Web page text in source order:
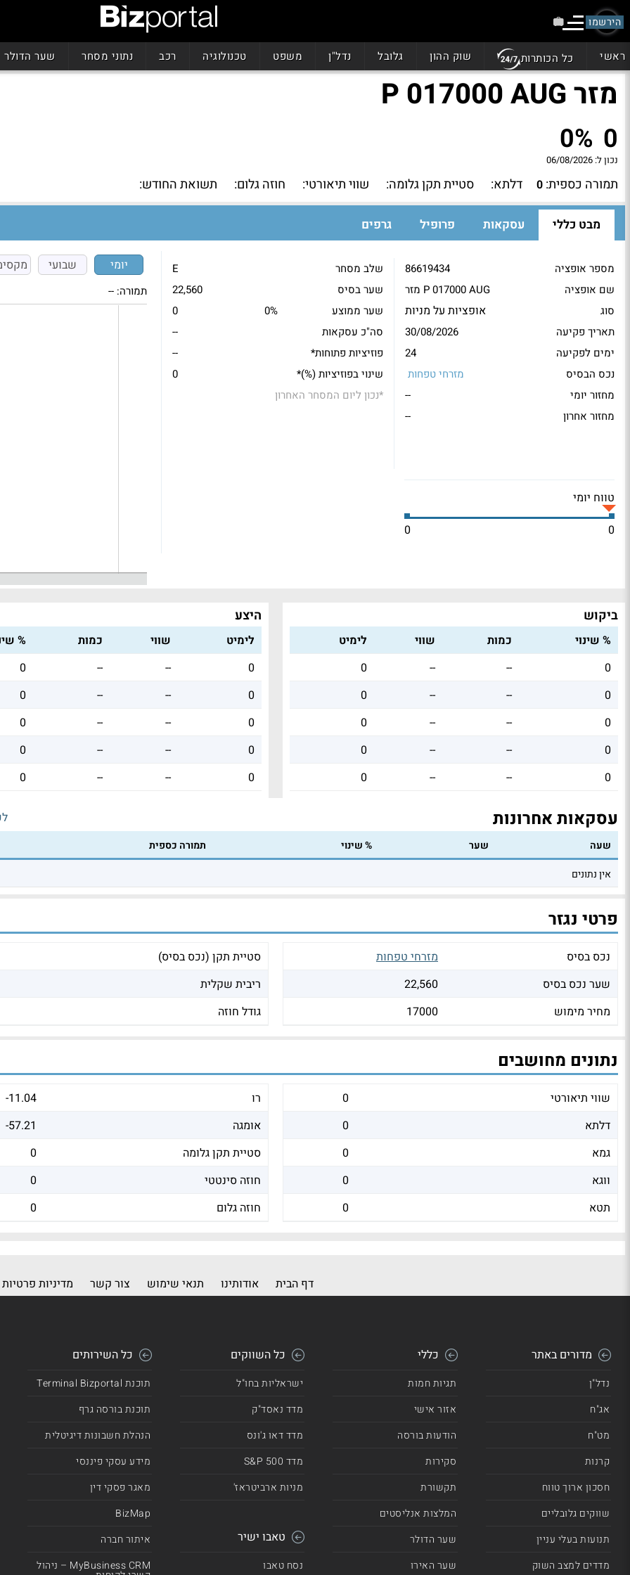
הירשמו
ראשי כל הכותרות שוק ההון גלובל נדל"ן משפט טכנולוגיה רכב נתוני מסחר שער הדולר
מזר P 017000 AUG
0
0%
נכון ל: 06/08/2026
תמורה כספית: 0 דלתא: סטיית תקן גלומה: שווי תיאורטי: חוזה גלום: תשואת החודש:
מבט כללי עסקאות פרופיל גרפים
מספר אופציה
86619434
שם אופציה
מזר P 017000 AUG
סוג
אופציות על מניות
תאריך פקיעה
30/08/2026
ימים לפקיעה
24
נכס הבסיס
מזרחי טפחות
מחזור יומי
--
מחזור אחרון
--
שלב מסחר
E
שער בסיס
22,560
שער ממוצע
0%
0
סה"כ עסקאות
--
פוזיציות פתוחות*
--
שינוי בפוזיציות (%)*
0
*נכון ליום המסחר האחרון
טווח יומי
0
0
יומי שבועי
תמורה: --
ביקוש
% שינוי כמות שווי
לימיט
0
--
--
0
0
--
--
0
0
--
--
0
0
--
--
0
0
--
--
0
היצע
לימיט שווי כמות
%
0
--
--
0
0
--
--
0
0
--
--
0
0
--
--
0
0
--
--
0
עסקאות אחרונות
שעה שער % שינוי
תמורה כספית
אין נתונים
פרטי נגזר
נכס בסיס
מזרחי טפחות
שער נכס בסיס
22,560
מחיר מימוש
17000
סטיית תקן (נכס בסיס)
ריבית שקלית
גודל חוזה
נתונים מחושבים
שווי תיאורטי
0
דלתא
0
גמא
0
ווגא
0
תטא
0
רו
-11.04
אומגה
-57.21
סטיית תקן גלומה
0
חוזה סינטטי
0
חוזה גלום
0
דף הבית אודותינו תנאי שימוש צור קשר מדיניות פרטיות
מדורים באתר
נדל"ן
אג"ח
מט"ח
קרנות
חסכון ארוך טווח
שווקים גלובליים
תנועות בעלי עניין
מדדים למצב השוק
כללי
תגיות חמות
אזור אישי
הודעות בורסה
סקירות
תקשורת
המלצות אנליסטים
שער הדולר
שער האירו
כל השווקים
ישראליות בחו"ל
מדד נאסד"ק
מדד דאו ג'ונס
מדד 500 S&P
מניות ארביטראז'
טאבו ישיר
נסח טאבו
כל השירותים
תוכנת Terminal Bizportal
תוכנת בורסה גרף
הנהלת חשבונות דיגיטלית
מידע עסקי פיננסי
מאגר פסקי דין
BizMap
איתור חברה
MyBusiness CRM – ניהול